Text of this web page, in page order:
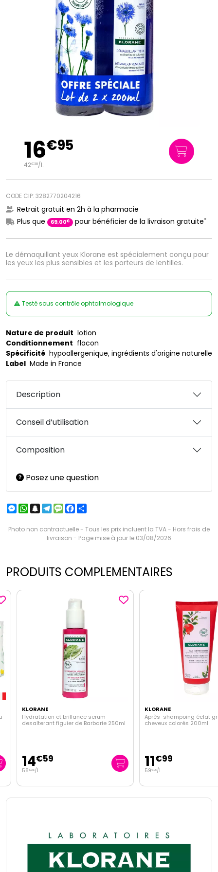
Le démaquillant yeux Klorane est spécialement conçu pour
les yeux les plus sensibles et les porteurs de lentilles.
16€95
42€38/l.
CODE CIP: 3282770204216
Retrait gratuit en 2h à la pharmacie
Plus que
69,00€ pour bénéficier de la livraison gratuite*
Testé sous contrôle ophtalmologique
Nature de produit lotion
Conditionnement flacon
Spécificité hypoallergenique, ingrédients d'origine naturelle
Label Made in France
Description
Conseil d’utilisation
Composition
Posez une question
Messenger
WhatsApp
Snapchat
Telegram
MessageFacebook
Photo non contractuelle - Tous les prix incluent la TVA - Hors frais de
livraison - Page mise à jour le 03/08/2026
PRODUITS COMPLEMENTAIRES
KLORANE
Hydratation et brillance serum
desalterant figuier de Barbarie 250ml
14€59
36 /l.
KLORANE
Après-shampoing éclat
cheveux colorés 200ml
11€99
95 /l.